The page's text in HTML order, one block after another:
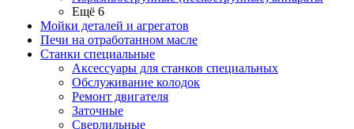
Ещё 6
Мойки деталей и агрегатов
Печи на отработанном масле
Станки специальные
Аксессуары для станков специальных
Обслуживание колодок
Ремонт двигателя
Заточные
Сверлильные